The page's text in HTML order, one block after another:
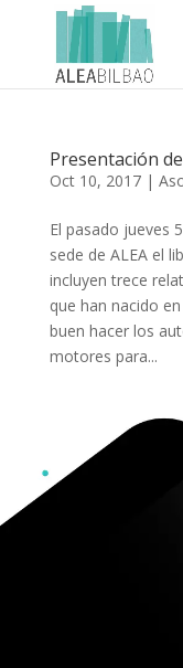
Presentación
Oct 10, 2017|
El pasado jueves
sede de ALEA el
incluyen trece
que han nacido
buen hacer los
motores para...